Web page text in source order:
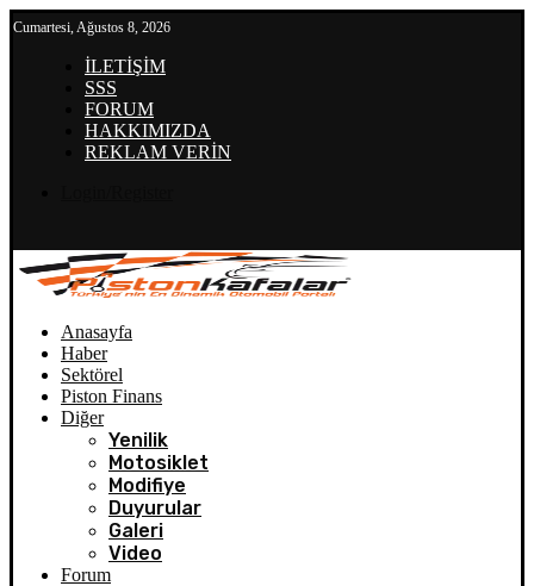
Cumartesi, Ağustos 8, 2026
İLETİŞİM
SSS
FORUM
HAKKIMIZDA
REKLAM VERİN
Anasayfa
Haber
Sektörel
Piston Finans
Diğer
Yenilik
Motosiklet
Modifiye
Duyurular
Galeri
Video
Forum